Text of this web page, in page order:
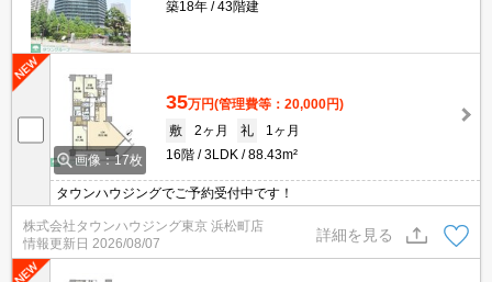
築18年
43階建
画像：17枚
35万円(管理費等：20,000円)
敷
2ヶ月 礼
1ヶ月
16階
3LDK 88.43m²
タウンハウジングでご予約受付中です！
株式会社タウンハウジング東京 浜松町店
情報更新日 2026/08/07
詳細を見る